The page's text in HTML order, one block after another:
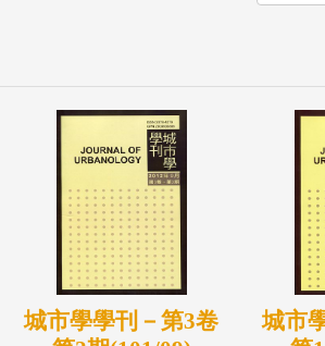
城市學學刊－第3卷
城市